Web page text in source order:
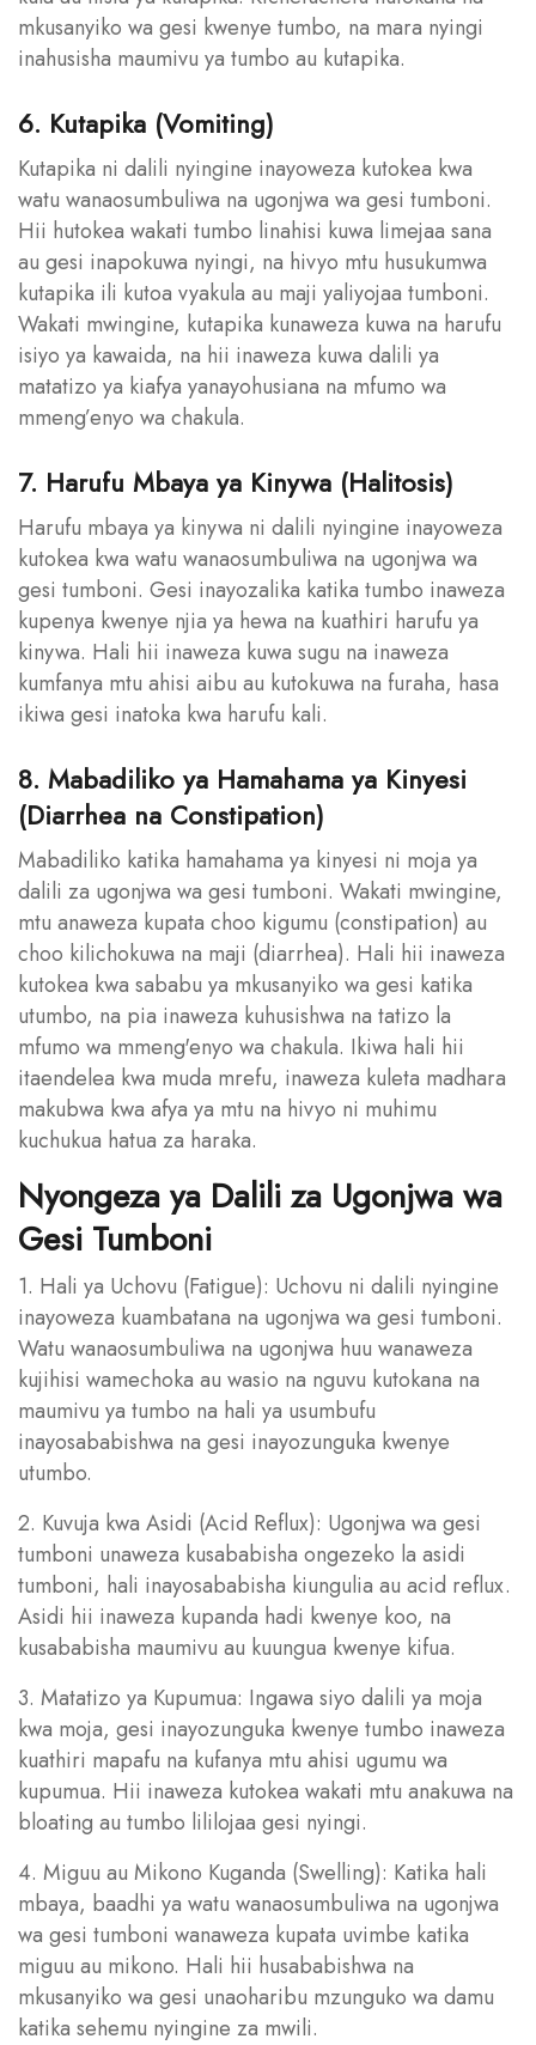
mkusanyiko wa gesi kwenye tumbo, na mara nyingi
inahusisha maumivu ya tumbo au kutapika.
6. Kutapika (Vomiting)
Kutapika ni dalili nyingine inayoweza kutokea kwa
watu wanaosumbuliwa na ugonjwa wa gesi tumboni.
Hii hutokea wakati tumbo linahisi kuwa limejaa sana
au gesi inapokuwa nyingi, na hivyo mtu husukumwa
kutapika ili kutoa vyakula au maji yaliyojaa tumboni.
Wakati mwingine, kutapika kunaweza kuwa na harufu
isiyo ya kawaida, na hii inaweza kuwa dalili ya
matatizo ya kiafya yanayohusiana na mfumo wa
mmeng’enyo wa chakula.
7. Harufu Mbaya ya Kinywa (Halitosis)
Harufu mbaya ya kinywa ni dalili nyingine inayoweza
kutokea kwa watu wanaosumbuliwa na ugonjwa wa
gesi tumboni. Gesi inayozalika katika tumbo inaweza
kupenya kwenye njia ya hewa na kuathiri harufu ya
kinywa. Hali hii inaweza kuwa sugu na inaweza
kumfanya mtu ahisi aibu au kutokuwa na furaha, hasa
ikiwa gesi inatoka kwa harufu kali.
8. Mabadiliko ya Hamahama ya Kinyesi
(Diarrhea na Constipation)
Mabadiliko katika hamahama ya kinyesi ni moja ya
dalili za ugonjwa wa gesi tumboni. Wakati mwingine,
mtu anaweza kupata choo kigumu (constipation) au
choo kilichokuwa na maji (diarrhea). Hali hii inaweza
kutokea kwa sababu ya mkusanyiko wa gesi katika
utumbo, na pia inaweza kuhusishwa na tatizo la
mfumo wa mmeng'enyo wa chakula. Ikiwa hali hii
itaendelea kwa muda mrefu, inaweza kuleta madhara
makubwa kwa afya ya mtu na hivyo ni muhimu
kuchukua hatua za haraka.
Nyongeza ya Dalili za Ugonjwa wa
Gesi Tumboni
1. Hali ya Uchovu (Fatigue): Uchovu ni dalili nyingine
inayoweza kuambatana na ugonjwa wa gesi tumboni.
Watu wanaosumbuliwa na ugonjwa huu wanaweza
kujihisi wamechoka au wasio na nguvu kutokana na
maumivu ya tumbo na hali ya usumbufu
inayosababishwa na gesi inayozunguka kwenye
utumbo.
2. Kuvuja kwa Asidi (Acid Reflux): Ugonjwa wa gesi
tumboni unaweza kusababisha ongezeko la asidi
tumboni, hali inayosababisha kiungulia au acid reflux.
Asidi hii inaweza kupanda hadi kwenye koo, na
kusababisha maumivu au kuungua kwenye kifua.
3. Matatizo ya Kupumua: Ingawa siyo dalili ya moja
kwa moja, gesi inayozunguka kwenye tumbo inaweza
kuathiri mapafu na kufanya mtu ahisi ugumu wa
kupumua. Hii inaweza kutokea wakati mtu anakuwa na
bloating au tumbo lililojaa gesi nyingi.
4. Miguu au Mikono Kuganda (Swelling): Katika hali
mbaya, baadhi ya watu wanaosumbuliwa na ugonjwa
wa gesi tumboni wanaweza kupata uvimbe katika
miguu au mikono. Hali hii husababishwa na
mkusanyiko wa gesi unaoharibu mzunguko wa damu
katika sehemu nyingine za mwili.